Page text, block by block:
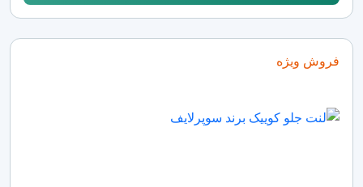
فروش ویژه